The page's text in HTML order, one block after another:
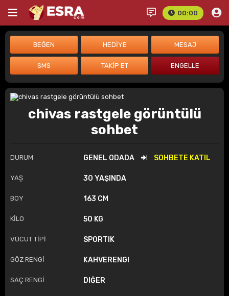
00:00
chivas rastgele görüntülü
sohbet
DURUM GENEL ODADA SOHBETE KATIL
YAŞ 30 YAŞINDA
BOY 163 CM
KİLO 50 KG
VÜCUT TİPİ SPORTIK
GÖZ RENGİ KAHVERENGI
SAÇ RENGİ DIĞER